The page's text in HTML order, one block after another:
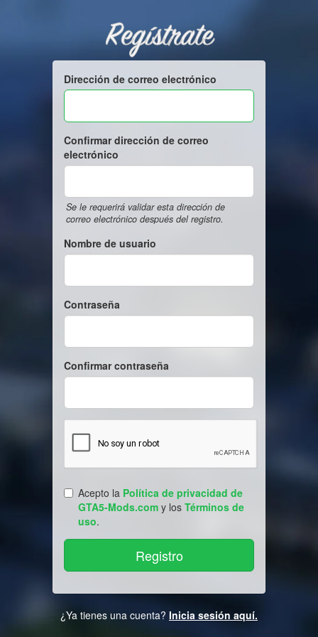
Regístrate
Dirección de correo electrónico
Confirmar dirección de correo
electrónico
Se le requerirá validar esta dirección de
correo electrónico después del registro.
Nombre de usuario
Contraseña
Confirmar contraseña
Acepto la Política de privacidad de
GTA5-Mods.com y los Términos de
uso.
¿Ya tienes una cuenta? Inicia sesión aquí.